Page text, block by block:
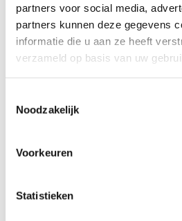
partners voor social media,
partners kunnen deze gegevens
informatie die u aan ze heeft
verzameld op basis van uw
Noodzakelijk
Voorkeuren
Statistieken
9 Dagvaarding
9 Verdacht van diefstal
9 Verdacht van
9 Verdacht van
9 Verdacht van